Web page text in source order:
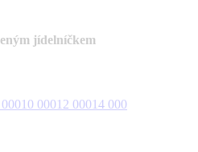
jídelníčkem
10 00012 00014 000